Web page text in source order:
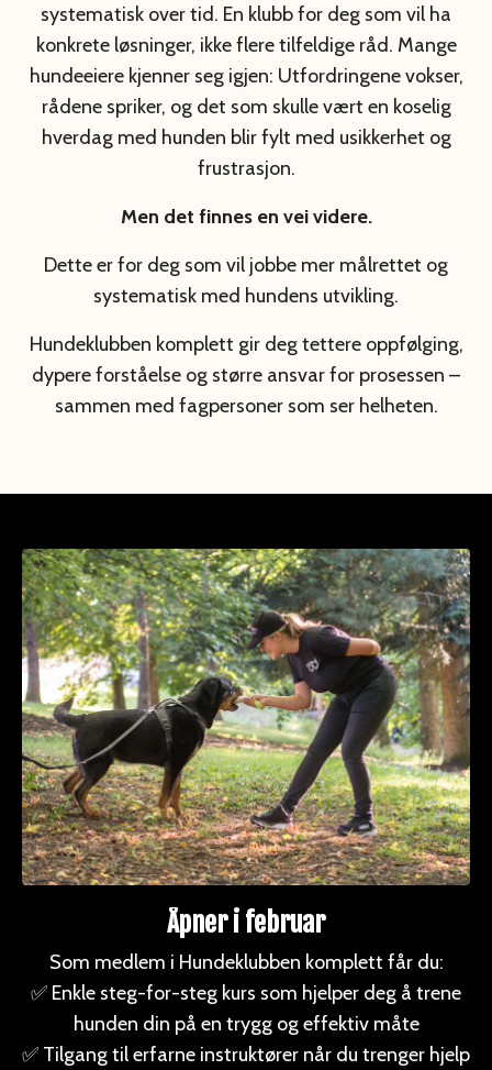
systematisk over tid. En klubb for deg som vil ha
konkrete løsninger, ikke flere tilfeldige råd. Mange
hundeeiere kjenner seg igjen: Utfordringene vokser,
rådene spriker, og det som skulle vært en koselig
hverdag med hunden blir fylt med usikkerhet og
frustrasjon.
Men det finnes en vei videre.
Dette er for deg som vil jobbe mer målrettet og
systematisk med hundens utvikling.
Hundeklubben komplett gir deg tettere oppfølging,
dypere forståelse og større ansvar for prosessen –
sammen med fagpersoner som ser helheten.
Åpner i februar
Som medlem i Hundeklubben komplett får du:
✅ Enkle steg-for-steg kurs som hjelper deg å trene
hunden din på en trygg og effektiv måte
✅ Tilgang til erfarne instruktører når du trenger hjelp